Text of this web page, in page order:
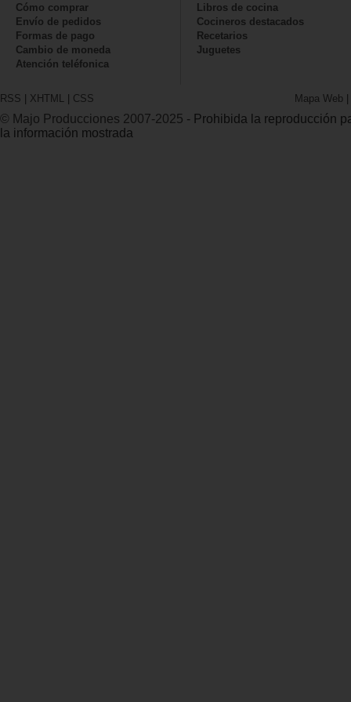
Cómo comprar
Envío de pedidos
Formas de pago
Cambio de moneda
Atención teléfonica
Libros de cocina
Cocineros destacados
Recetarios
Juguetes
RSS | XHTML | CSS Mapa Web |
© Majo Producciones 2007-2025 - Prohibida la reproducción
la información mostrada